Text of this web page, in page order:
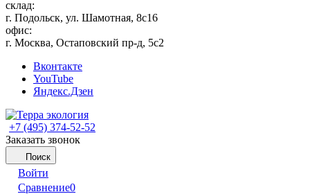
склад:
г. Подольск, ул. Шамотная, 8с16
офис:
г. Москва, Остаповский пр-д, 5с2
Вконтакте
YouTube
Яндекс.Дзен
+7 (495) 374-52-52
Заказать звонок
Поиск
Войти
Сравнение0